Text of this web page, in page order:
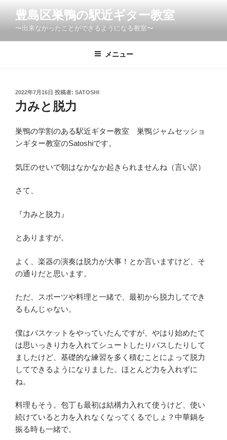
ン
豊島区巣鴨の駅近ギター教室
〜出来なかったことができるようになる教室〜
メニュー
投
日:
2022年7月16日 投稿者: SATOSHI
力みと脱力
巣鴨の学割のある駅近ギター教室 巣鴨ジャムセッショ
ンギター教室のSatoshiです。
気圧のせいで朝はなかなか起きられませんね（言い訳）
さて、
『力みと脱力』
とありますが。
よく、楽器の演奏は脱力が大事！とか言いますけど、そ
の通りだと思います。
ただ、スポーツや料理と一緒で、最初から脱力してでき
るもんじゃない。
僕はバスケットをやっていたんですが、やはり始めたて
は思いっきり力を入れてシュートしたりパスしたりして
ましたけど、基礎的な練習を多く積むことによって脱力
してできるようになりました。ほとんど力を入れずに
ね。
料理もそう。包丁も最初は結構力入れて使うけど、使い
続けていると力を入れなくなってくるでしょ？中華鍋を
振る時も一緒で。